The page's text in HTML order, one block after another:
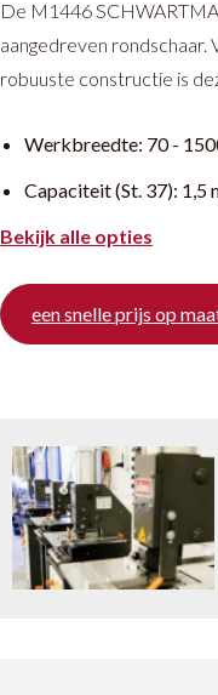
De M1446
aangedreven rondschaar.
robuuste constructie is
Werkbreedte: 70 -
Capaciteit (St. 37): 1,5
Bekijk alle opties
een snelle prijs op